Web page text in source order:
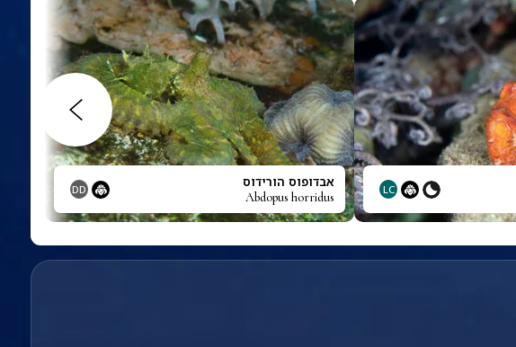
LC אבדופוס הורידוס
Abdopus horridus
DD